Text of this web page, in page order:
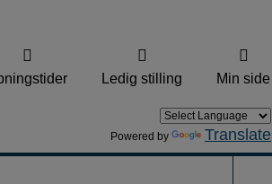
Ledig stilling Min side
Powered by Translate